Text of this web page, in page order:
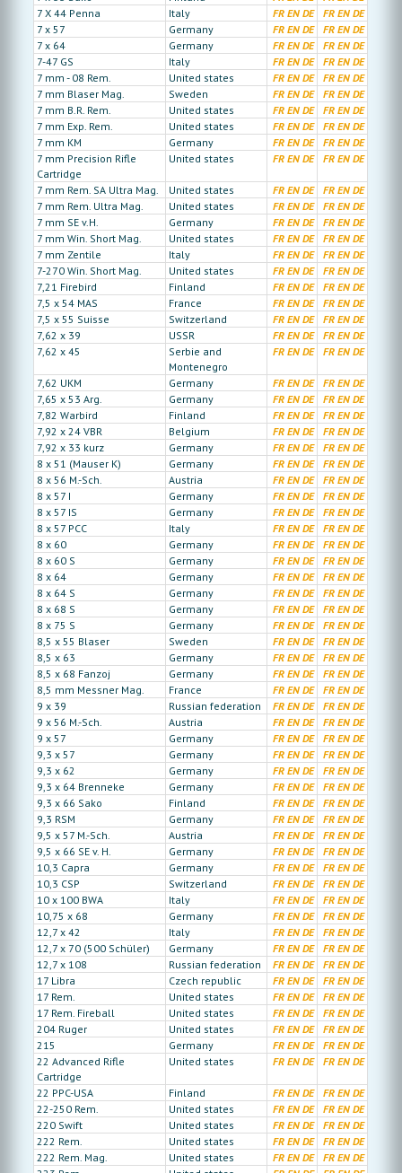
7 X 44 Penna
Italy FR EN DE FR EN DE
7 x 57
Germany FR EN DE FR EN DE
7 x 64
Germany FR EN DE FR EN DE
7-47 GS
Italy FR EN DE FR EN DE
7 mm - 08 Rem.
United states FR EN DE FR EN DE
7 mm Blaser Mag.
Sweden FR EN DE FR EN DE
7 mm B.R. Rem.
United states FR EN DE FR EN DE
7 mm Exp. Rem.
United states FR EN DE FR EN DE
7 mm KM
Germany FR EN DE FR EN DE
7 mm Precision Rifle
Cartridge
United states FR EN DE FR EN DE
7 mm Rem. SA Ultra Mag. United states FR EN DE FR EN DE
7 mm Rem. Ultra Mag.
United states FR EN DE FR EN DE
7 mm SE v.H.
Germany FR EN DE FR EN DE
7 mm Win. Short Mag.
United states FR EN DE FR EN DE
7 mm Zentile
Italy FR EN DE FR EN DE
7-270 Win. Short Mag.
United states FR EN DE FR EN DE
7,21 Firebird
Finland FR EN DE FR EN DE
7,5 x 54 MAS
France FR EN DE FR EN DE
7,5 x 55 Suisse
Switzerland FR EN DE FR EN DE
7,62 x 39
USSR FR EN DE FR EN DE
7,62 x 45
Serbie and
Montenegro
FR EN DE FR EN DE
7,62 UKM Germany FR EN DE FR EN DE
7,65 x 53 Arg.
Germany FR EN DE FR EN DE
7,82 Warbird
Finland FR EN DE FR EN DE
7,92 x 24 VBR
Belgium FR EN DE FR EN DE
7,92 x 33 kurz
Germany FR EN DE FR EN DE
8 x 51 (Mauser K)
Germany FR EN DE FR EN DE
8 x 56 M.-Sch.
Austria FR EN DE FR EN DE
8 x 57 I
Germany FR EN DE FR EN DE
8 x 57 IS
Germany FR EN DE FR EN DE
8 x 57 PCC
Italy FR EN DE FR EN DE
8 x 60
Germany FR EN DE FR EN DE
8 x 60 S
Germany FR EN DE FR EN DE
8 x 64
Germany FR EN DE FR EN DE
8 x 64 S
Germany FR EN DE FR EN DE
8 x 68 S
Germany FR EN DE FR EN DE
8 x 75 S
Germany FR EN DE FR EN DE
8,5 x 55 Blaser
Sweden FR EN DE FR EN DE
8,5 x 63
Germany FR EN DE FR EN DE
8,5 x 68 Fanzoj
Germany FR EN DE FR EN DE
8,5 mm Messner Mag.
France FR EN DE FR EN DE
9 x 39
Russian federation FR EN DE FR EN DE
9 x 56 M.-Sch.
Austria FR EN DE FR EN DE
9 x 57
Germany FR EN DE FR EN DE
9,3 x 57
Germany FR EN DE FR EN DE
9,3 x 62
Germany FR EN DE FR EN DE
9,3 x 64 Brenneke
Germany FR EN DE FR EN DE
9,3 x 66 Sako
Finland FR EN DE FR EN DE
9,3 RSM
Germany FR EN DE FR EN DE
9,5 x 57 M.-Sch.
Austria FR EN DE FR EN DE
9,5 x 66 SE v. H.
Germany FR EN DE FR EN DE
10,3 Capra
Germany FR EN DE FR EN DE
10,3 CSP
Switzerland FR EN DE FR EN DE
10 x 100 BWA
Italy FR EN DE FR EN DE
10,75 x 68
Germany FR EN DE FR EN DE
12,7 x 42
Italy FR EN DE FR EN DE
12,7 x 70 (500 Schüler)
Germany FR EN DE FR EN DE
12,7 x 108
Russian federation FR EN DE FR EN DE
17 Libra
Czech republic FR EN DE FR EN DE
17 Rem.
United states FR EN DE FR EN DE
17 Rem. Fireball
United states FR EN DE FR EN DE
204 Ruger
United states FR EN DE FR EN DE
215
Germany FR EN DE FR EN DE
22 Advanced Rifle
Cartridge
United states FR EN DE FR EN DE
22 PPC-USA Finland FR EN DE FR EN DE
22-250 Rem.
United states FR EN DE FR EN DE
220 Swift
United states FR EN DE FR EN DE
222 Rem.
United states FR EN DE FR EN DE
222 Rem. Mag.
United states FR EN DE FR EN DE